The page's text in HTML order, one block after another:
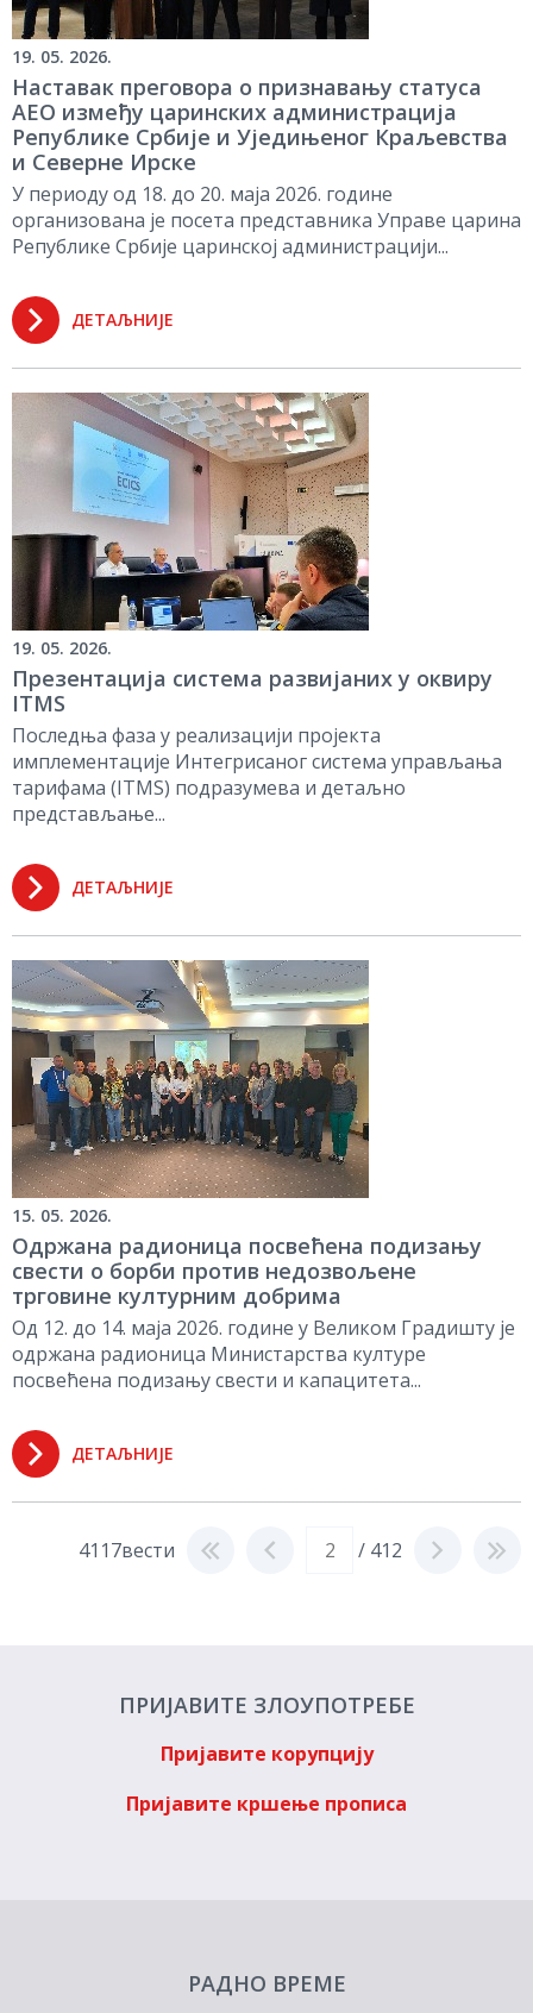
19. 05. 2026.
Наставак преговора о признавању статуса
АЕО између царинских администрација
Републике Србије и Уједињеног Краљевства
и Северне Ирске
У периоду од 18. до 20. маја 2026. године
организована је посета представника Управе царина
Републике Србије царинској администрацији...
ДЕТАЉНИЈЕ
19. 05. 2026.
Презентација система развијаних у оквиру
ITMS
Последња фаза у реализацији пројекта
имплементације Интегрисаног система управљања
тарифама (ITMS) подразумева и детаљно
представљање...
ДЕТАЉНИЈЕ
15. 05. 2026.
Одржана радионица посвећена подизању
свести о борби против недозвољене
трговине културним добрима
Од 12. до 14. маја 2026. године у Великом Градишту је
одржана радионица Министарства културе
посвећена подизању свести и капацитета...
ДЕТАЉНИЈЕ
4117вести / 412
ПРИЈАВИТЕ ЗЛОУПОТРЕБЕ
Пријавите корупцију
Пријавите кршење прописа
РАДНО ВРЕМЕ